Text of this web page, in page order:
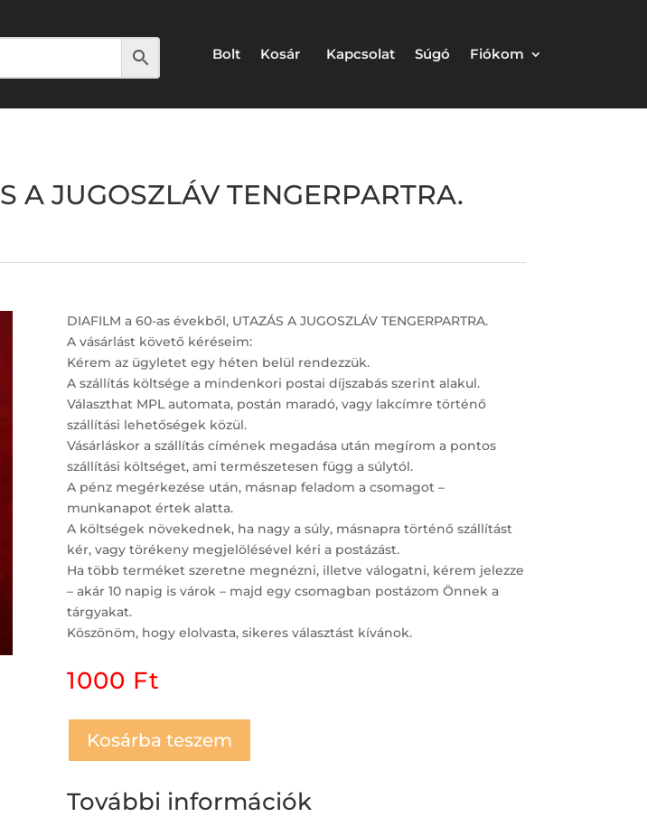
Bolt Kosár Kapcsolat Súgó Fiókom
JUGOSZLÁV TENGERPARTRA.
DIAFILM a 60-as évekből, UTAZÁS A JUGOSZLÁV TENGERPARTRA.
A vásárlást követő kéréseim:
Kérem az ügyletet egy héten belül rendezzük.
A szállítás költsége a mindenkori postai díjszabás szerint alakul.
Választhat MPL automata, postán maradó, vagy lakcímre történő
szállítási lehetőségek közül.
Vásárláskor a szállítás címének megadása után megírom a pontos
szállítási költséget, ami természetesen függ a súlytól.
A pénz megérkezése után, másnap feladom a csomagot –
munkanapot értek alatta.
A költségek növekednek, ha nagy a súly, másnapra történő szállítást
kér, vagy törékeny megjelölésével kéri a postázást.
Ha több terméket szeretne megnézni, illetve válogatni, kérem jelezze
– akár 10 napig is várok – majd egy csomagban postázom Önnek a
tárgyakat.
Köszönöm, hogy elolvasta, sikeres választást kívánok.
1000 Ft
Kosárba teszem
További információk